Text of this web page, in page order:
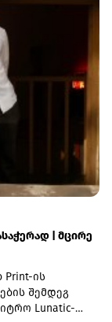
| მცირე
Print-ის
შემდეგ
Lunatic-